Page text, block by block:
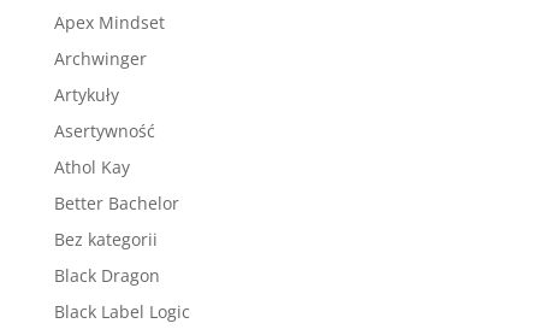
Apex Mindset
Archwinger
Artykuły
Asertywność
Athol Kay
Better Bachelor
Bez kategorii
Black Dragon
Black Label Logic